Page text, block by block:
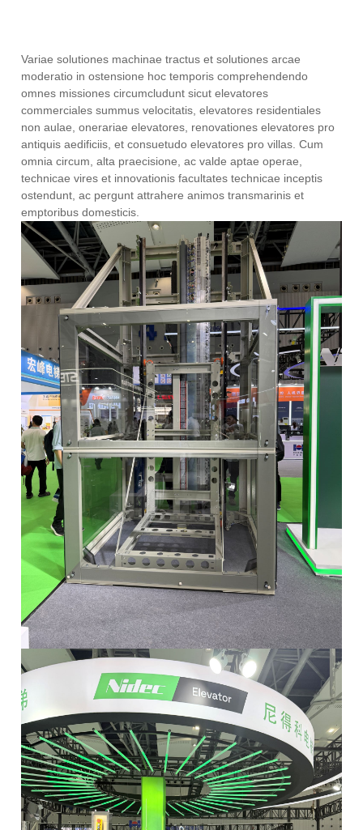
Variae solutiones machinae tractus et solutiones arcae
moderatio in ostensione hoc temporis comprehendendo
omnes missiones circumcludunt sicut elevatores
commerciales summus velocitatis, elevatores residentiales
non aulae, onerariae elevatores, renovationes elevatores pro
antiquis aedificiis, et consuetudo elevatores pro villas. Cum
omnia circum, alta praecisione, ac valde aptae operae,
technicae vires et innovationis facultates technicae inceptis
ostendunt, ac pergunt attrahere animos transmarinis et
emptoribus domesticis.